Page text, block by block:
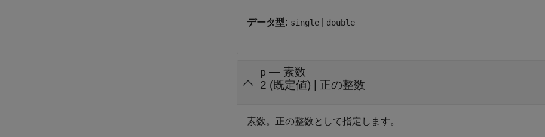
データ型: single double
p — 素数
2 (既定値) | 正の整数
素数。正の整数として指定します。